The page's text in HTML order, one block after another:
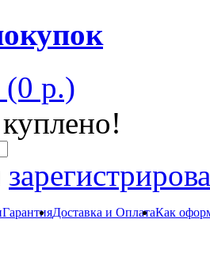
(0 р.)
ГарантияДоставка и ОплатаКак